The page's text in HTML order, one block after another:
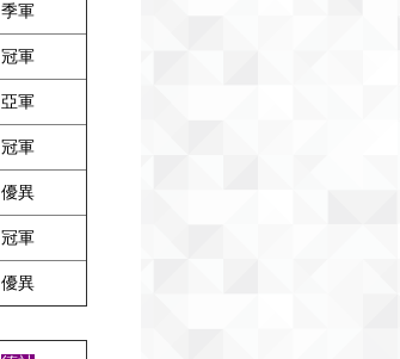
季軍
冠軍
亞軍
冠軍
優異
冠軍
優異